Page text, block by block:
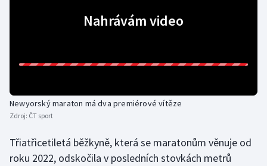
Jezdectví
Judo
Lezení
Nahrávám video
Newyorský maraton má dva premiérové vítěze
Zdroj: ČT sport
Třiatřicetiletá běžkyně, která se maratonům věnuje od
roku 2022, odskočila v posledních stovkách metrů